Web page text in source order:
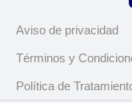
Aviso de privacidad
Términos y
Política de